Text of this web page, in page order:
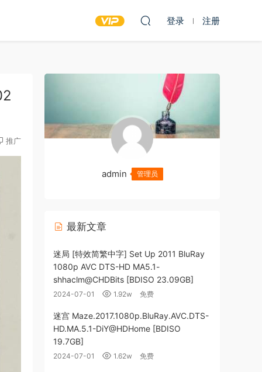
登录 注册
推广
admin 管理员
最新文章
迷局 [特效简繁中字] Set Up 2011 BluRay
1080p AVC DTS-HD MA5.1-
shhaclm@CHDBits [BDISO 23.09GB]
2024-07-01 1.92w 免费
迷宫 Maze.2017.1080p.BluRay.AVC.DTS-
HD.MA.5.1-DiY@HDHome [BDISO
19.7GB]
2024-07-01 1.62w 免费